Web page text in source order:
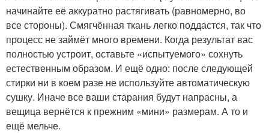
начинайте её аккуратно растягивать (равномерно, во
все стороны). Смягчённая ткань легко поддастся, так что
процесс не займёт много времени. Когда результат вас
полностью устроит, оставьте «испытуемого» сохнуть
естественным образом. И ещё одно: после следующей
стирки ни в коем разе не используйте автоматическую
сушку. Иначе все ваши старания будут напрасны, а
вещица вернётся к прежним «мини» размерам. А то и
ещё мельче.